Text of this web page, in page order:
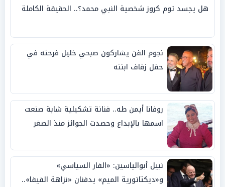
هل يجسد توم كروز شخصية النبي محمد؟.. الحقيقة الكاملة
نجوم الفن يشاركون صبحي خليل فرحته في
حفل زفاف ابنته
روفانا أيمن طه.. فنانة تشكيلية شابة صنعت
اسمها بالإبداع وحصدت الجوائز منذ الصغر
نبيل أبوالياسين: «الفار السياسي»
و«ديكتاتورية الميم» يدفنان «نزاهة الفيفا»..